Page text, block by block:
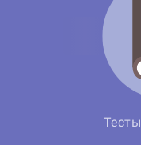
Тесты